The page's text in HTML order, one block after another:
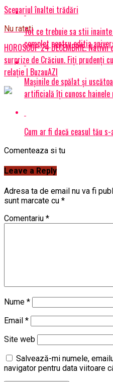
Scenariul înaltei trădări
Nu ratati
HOROSCOP 24 DECEMBRIE.
surprize de Crăciun. Fiți prudenți
relație | BuzauAZI
Tot ce trebuie sa stii
complet pentru editia
Mașinile de spălat și
artificială îți cunosc
Cum ar fi dacă ceasul tău
Comenteaza si tu
Leave a Reply
Adresa ta de email nu va fi
sunt marcate cu *
Comentariu *
Nume *
Email *
Site web
Salvează-mi numele,
navigator pentru data viitoare